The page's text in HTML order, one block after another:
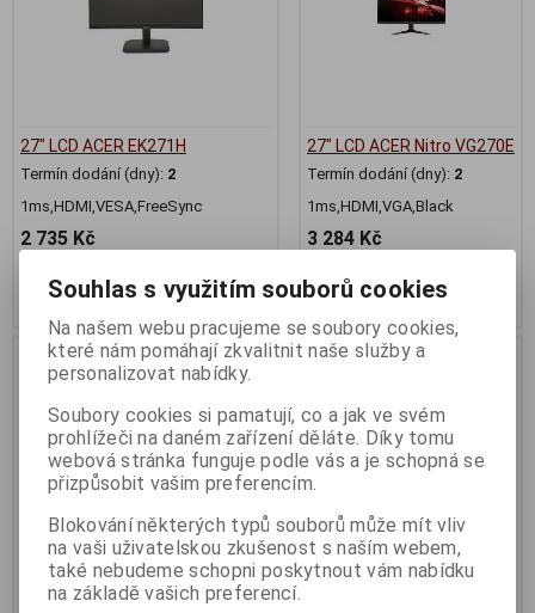
27" LCD ACER EK271H
Termín dodání (dny): 2
1ms,HDMI,VESA,FreeSync
2 735 Kč
Koupit
27" LCD ACER Nitro VG270E
Termín dodání (dny): 2
1ms,HDMI,VGA,Black
3 284 Kč
Koupit
27" LCD ACER Vero B277E
Souhlas s využitím souborů cookies
Na našem webu pracujeme se soubory cookies,
které nám pomáhají zkvalitnit naše služby a
personalizovat nabídky.
Soubory cookies si pamatují, co a jak ve svém
prohlížeči na daném zařízení děláte. Díky tomu
webová stránka funguje podle vás a je schopná se
přizpůsobit vašim preferencím.
Blokování některých typů souborů může mít vliv
na vaši uživatelskou zkušenost s naším webem,
také nebudeme schopni poskytnout vám nabídku
na základě vašich preferencí.